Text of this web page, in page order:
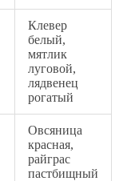
Клевер
белый,
мятлик
луговой,
лядвенец
рогатый
Овсяница
красная,
райграс
пастбищный